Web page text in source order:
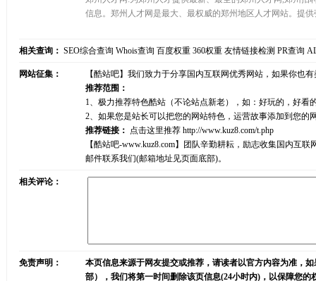
信息。郑州人才网是最大、最权威的郑州地区人才网站。提
相关查询： SEO综合查询 Whois查询 百度权重 360权重 友情链接检测 PR查询
网站征集：
【酷站吧】我们致力于分享国内互联网优秀网站，如果你也
推荐范围：
1、极力推荐特色酷站（不论站点新老），如：好玩的，好
2、如果您是站长可以把您的网站特色，运营故事添加到您
推荐链接： 点击这里推荐 http://www.kuz8.com/t.php
【酷站吧-www.kuz8.com】团队辛勤耕耘，励志收集国内互
邮件联系我们(邮箱地址见页面底部)。
相关评论：
免责声明：
本页信息来源于网友提交或推荐，请读者以官方内容为准，
部），我们将第一时间删除该页信息(24小时内)，以保障您的